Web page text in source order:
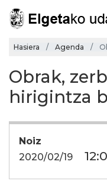
Hasiera Agenda
Obrak,
hirigintza
Noiz
2020/02/19